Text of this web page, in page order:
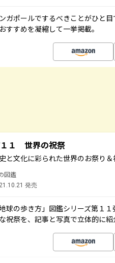
ガポールでするべきことがひと
すすめを凝縮して一挙掲載。
１ 世界の祝祭
と文化に彩られた世界のお祭り
図鑑
発売
地球の歩き方」図鑑シリーズ第１
祝祭を、記事と写真で立体的に紹